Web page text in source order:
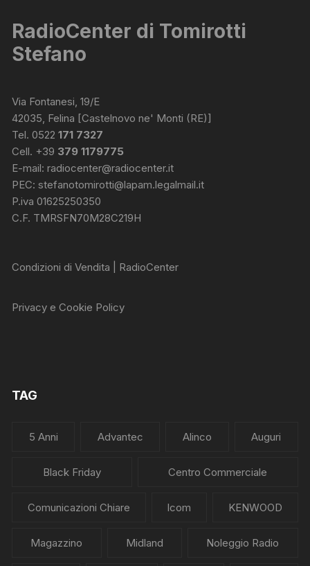
RadioCenter di Tomirotti
Stefano
Via Fontanesi, 19/E
42035, Felina [Castelnovo ne' Monti (RE)]
Tel. 0522171 7327
Cell. +39 379 1179775
E-mail:radiocenter@radiocenter.it
PEC:stefanotomirotti@lapam.legalmail.it
P.iva 01625250350
C.F. TMRSFN70M28C219H
Condizioni di Vendita | RadioCenter
Privacy e Cookie Policy
TAG
5 Anni Advantec Alinco Auguri
Black Friday Centro Commerciale
Comunicazioni Chiare Icom KENWOOD
Magazzino Midland Noleggio Radio